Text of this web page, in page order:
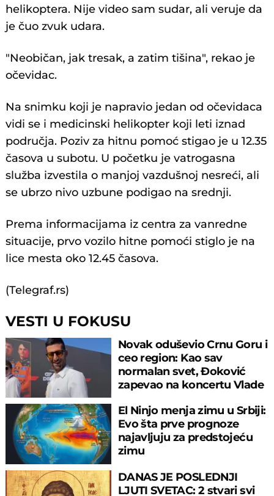
helikoptera. Nije video sam sudar, ali veruje da
je čuo zvuk udara.
"Neobičan, jak tresak, a zatim tišina", rekao je
očevidac.
Na snimku koji je napravio jedan od očevidaca
vidi se i medicinski helikopter koji leti iznad
područja. Poziv za hitnu pomoć stigao je u 12.35
časova u subotu. U početku je vatrogasna
služba izvestila o manjoj vazdušnoj nesreći, ali
se ubrzo nivo uzbune podigao na srednji.
Prema informacijama iz centra za vanredne
situacije, prvo vozilo hitne pomoći stiglo je na
lice mesta oko 12.45 časova.
(Telegraf.rs)
VESTI U FOKUSU
Novak oduševio Crnu Goru i
ceo region: Kao sav
normalan svet, Đoković
zapevao na koncertu Vlade
El Ninjo menja zimu u Srbiji:
Evo šta prve prognoze
najavljuju za predstojeću
zimu
DANAS JE POSLEDNJI
LJUTI SVETAC: 2 stvari svi